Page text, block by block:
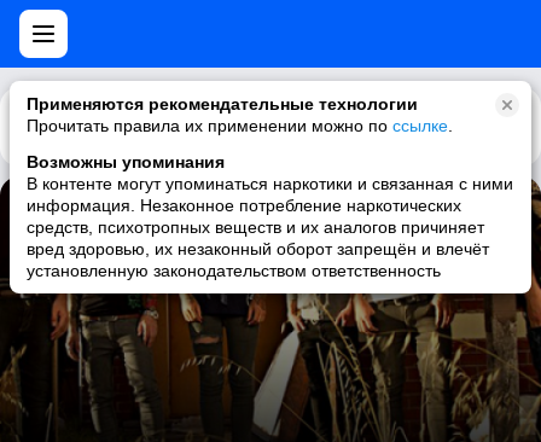
Применяются рекомендательные технологии
Прочитать правила их применении можно по ссылке
Возможны упоминания
В контенте могут упоминаться наркотики и связанная с ними
информация. Незаконное потребление наркотических
средств, психотропных веществ и их аналогов причиняет
вред здоровью, их незаконный оборот запрещён и влечёт
установленную законодательством ответственность
Каталог Рекомендации
Danindra (Post-Hardcore.RU)
In League